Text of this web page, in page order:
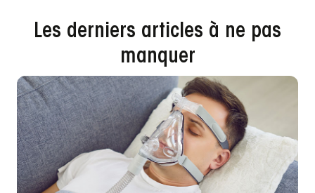
Les derniers articles à ne pas
manquer